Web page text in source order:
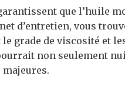
que l’huile
d’entretien, vous
grade de viscosité et
non seulement